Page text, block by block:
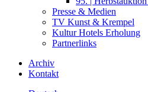
Presse & Medien
TV Kunst & Krempel
Kultur Hotels Erholung
Partnerlinks
Archiv
Kontakt